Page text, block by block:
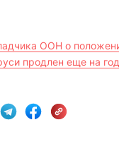
ООН о
продлен еще на год